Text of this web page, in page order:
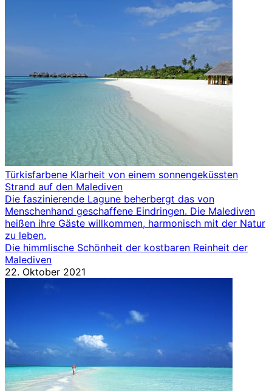
Türkisfarbene Klarheit von einem sonnengeküssten
Strand auf den Malediven
Die faszinierende Lagune beherbergt das von
Menschenhand geschaffene Eindringen. Die Malediven
heißen ihre Gäste willkommen, harmonisch mit der Natur
zu leben.
Die himmlische Schönheit der kostbaren Reinheit der
Malediven
22. Oktober 2021